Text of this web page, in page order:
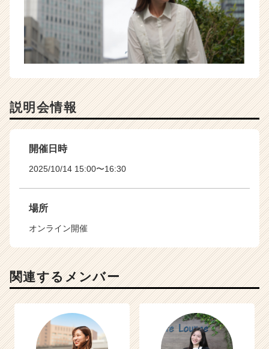
説明会情報
開催日時
2025/10/14 15:00〜16:30
場所
オンライン開催
関連するメンバー